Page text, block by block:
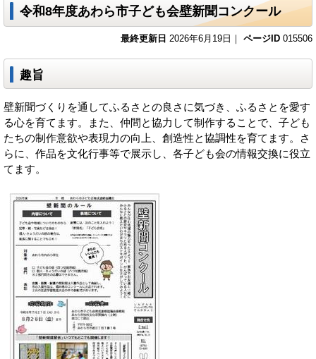
令和8年度あわら市子ども会壁新聞コンクール
最終更新日 2026年6月19日｜ ページID 015506
趣旨
壁新聞づくりを通してふるさとの良さに気づき、ふるさとを愛す
る心を育てます。また、仲間と協力して制作することで、子ども
たちの制作意欲や表現力の向上、創造性と協調性を育てます。さ
らに、作品を文化行事等で展示し、各子ども会の情報交換に役立
てます。